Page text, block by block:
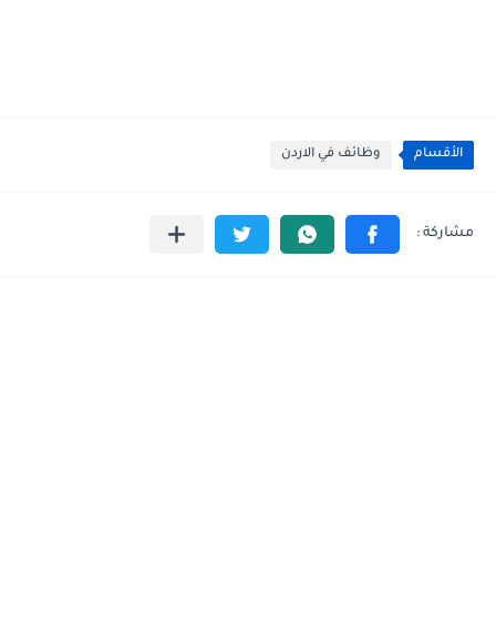
الأقسام وظائف في الاردن